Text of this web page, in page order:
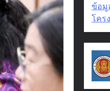
ข้อมู
โคร